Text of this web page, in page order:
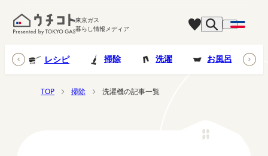
東京ガス
暮らし情報メディア
レシピ 掃除 洗濯 お風呂
TOP 掃除 洗濯機の記事一覧